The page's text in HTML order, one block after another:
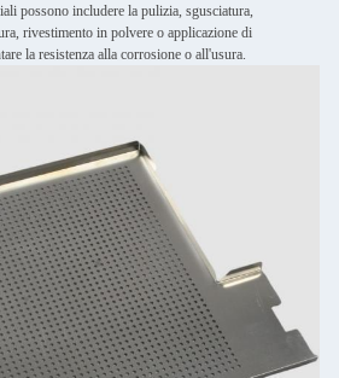
possono includere la pulizia, sgusciatura,
rivestimento in polvere o applicazione di
la resistenza alla corrosione o all'usura.